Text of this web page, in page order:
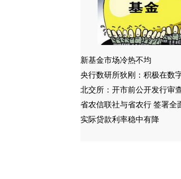
新基金市场冷热不均
北交所：开市前公开发行审
实际贷款利率稳中有降